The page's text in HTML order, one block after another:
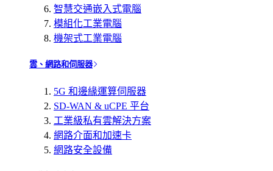
智慧交通嵌入式電腦
模組化工業電腦
機架式工業電腦
雲、網路和伺服器
5G 和邊緣運算伺服器
SD-WAN & uCPE 平台
工業級私有雲解決方案
網路介面和加速卡
網路安全設備